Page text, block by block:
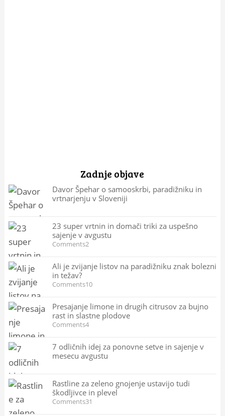
Zadnje objave
Davor Špehar o samooskrbi, paradižniku in
vrtnarjenju v Sloveniji
23 super vrtnin in domači triki za uspešno
sajenje v avgustu
Comments2
Ali je zvijanje listov na paradižniku znak bolezni
in težav?
Comments10
Presajanje limone in drugih citrusov za bujno
rast in slastne plodove
Comments4
7 odličnih idej za ponovne setve in sajenje v
mesecu avgustu
Rastline za zeleno gnojenje ustavijo tudi
škodljivce in plevel
Comments31